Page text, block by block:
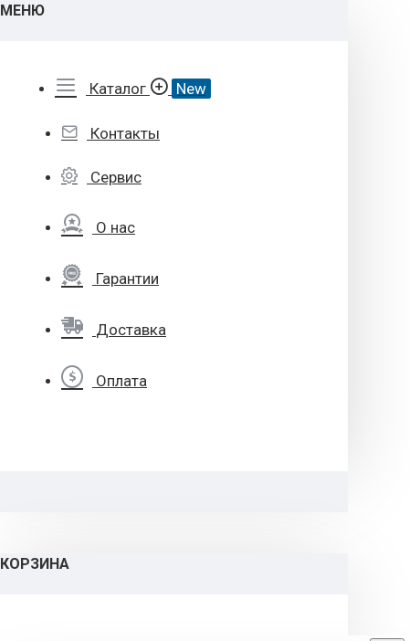
МЕНЮ
Каталог New
Контакты
Сервис
О нас
Гарантии
Доставка
Оплата
КОРЗИНА